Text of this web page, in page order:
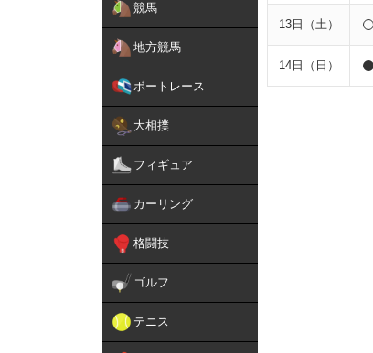
競馬
地方競馬
ボートレース
大相撲
フィギュア
カーリング
格闘技
ゴルフ
テニス
13日（土）
14日（日）